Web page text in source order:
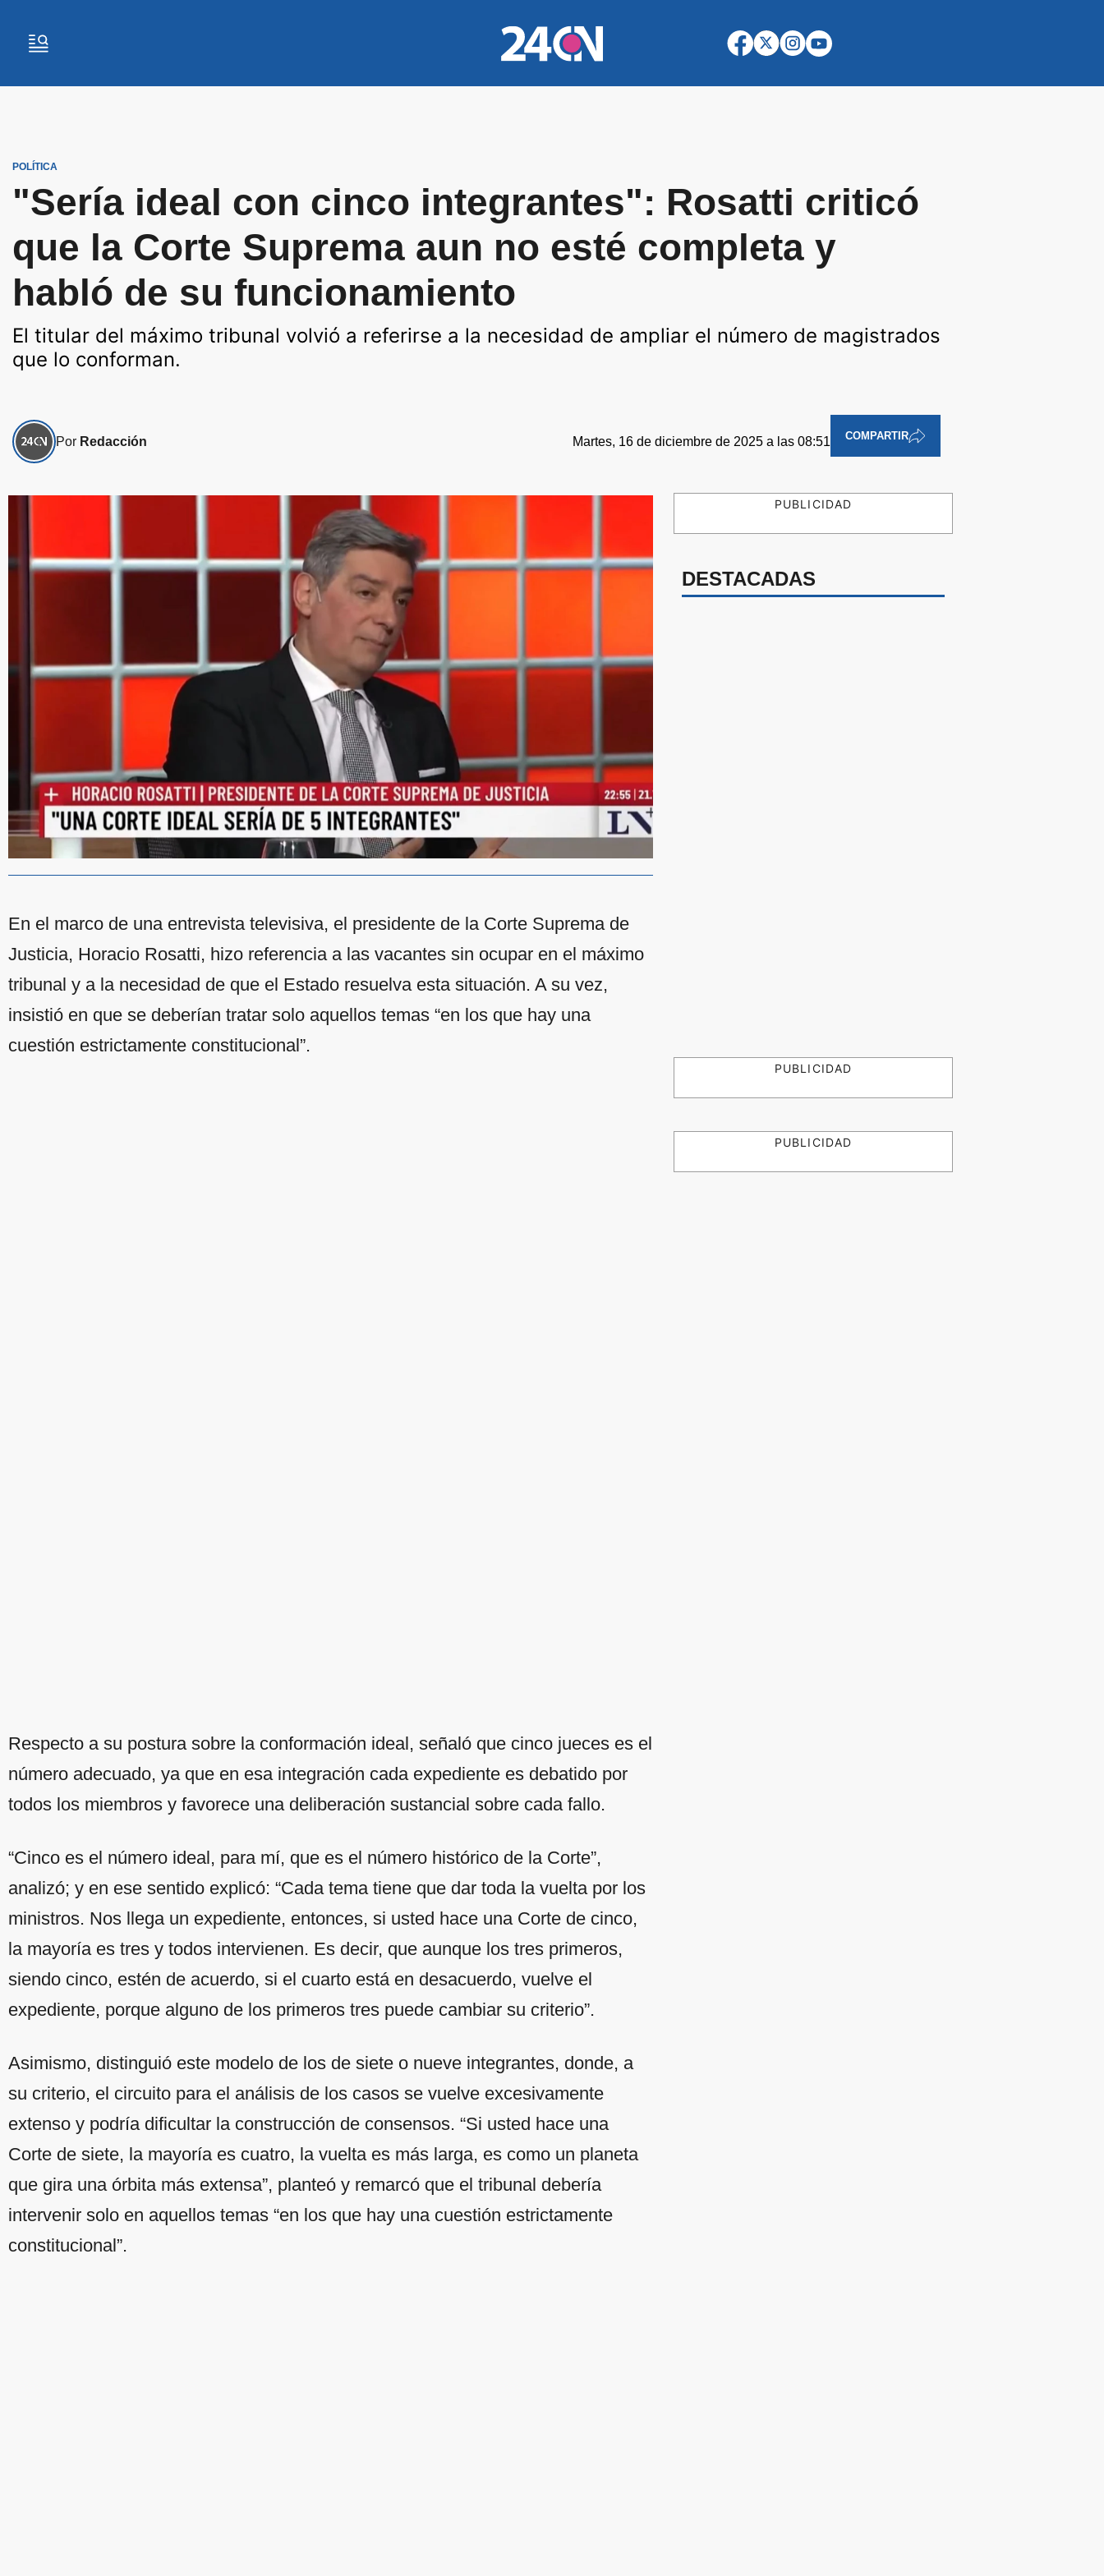
POLÍTICA
"Sería ideal con cinco integrantes": Rosatti criticó
que la Corte Suprema aun no esté completa y
habló de su funcionamiento
El titular del máximo tribunal volvió a referirse a la necesidad de ampliar el número de magistrados
que lo conforman.
Por Redacción Martes, 16 de diciembre de 2025 a las 08:51 COMPARTIR
En el marco de una entrevista televisiva, el presidente de la Corte Suprema de
Justicia, Horacio Rosatti, hizo referencia a las vacantes sin ocupar en el máximo
tribunal y a la necesidad de que el Estado resuelva esta situación. A su vez,
insistió en que se deberían tratar solo aquellos temas “en los que hay una
cuestión estrictamente constitucional”.
Respecto a su postura sobre la conformación ideal, señaló que cinco jueces es el
número adecuado, ya que en esa integración cada expediente es debatido por
todos los miembros y favorece una deliberación sustancial sobre cada fallo.
“Cinco es el número ideal, para mí, que es el número histórico de la Corte”,
analizó; y en ese sentido explicó: “Cada tema tiene que dar toda la vuelta por los
ministros. Nos llega un expediente, entonces, si usted hace una Corte de cinco,
la mayoría es tres y todos intervienen. Es decir, que aunque los tres primeros,
siendo cinco, estén de acuerdo, si el cuarto está en desacuerdo, vuelve el
expediente, porque alguno de los primeros tres puede cambiar su criterio”.
Asimismo, distinguió este modelo de los de siete o nueve integrantes, donde, a
su criterio, el circuito para el análisis de los casos se vuelve excesivamente
extenso y podría dificultar la construcción de consensos. “Si usted hace una
Corte de siete, la mayoría es cuatro, la vuelta es más larga, es como un planeta
que gira una órbita más extensa”, planteó y remarcó que el tribunal debería
intervenir solo en aquellos temas “en los que hay una cuestión estrictamente
constitucional”.
PUBLICIDAD
DESTACADAS
PUBLICIDAD
PUBLICIDAD